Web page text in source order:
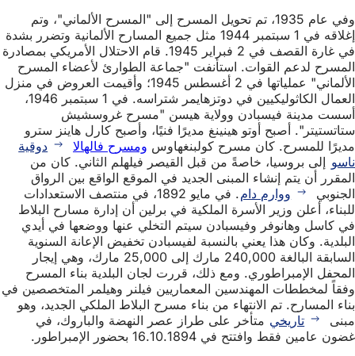
وفي عام 1935، تم تحويل المسرح إلى "المسرح الألماني"، وتم
إغلاقه في 1 سبتمبر 1944 مثل جميع المسارح الألمانية وتضرر بشدة
في غارة القصف في 2 فبراير 1945. قام الاحتلال الأمريكي بمصادرة
المسرح لدعم القوات. استأنفت "جماعة الطوارئ لأعضاء المسرح
الألماني" عملياتها في 2 أغسطس 1945؛ وأقيمت العروض في منزل
العمال الكاثوليكيين في دوتزهايمر شتراسه. في 1 سبتمبر 1946،
أسست مدينة فيسبادن وولاية هيسن "مسرح غروسشيش
ستاتستيتر". أصبح أوتو هينينغ مديرًا فنيًا، وأصبح كارل هاينز سترو
مديرًا للمسرح. كان مسرح كولبنغهاوس ومسرح فالهالا
دوقية
ناسو إلى بروسيا، خاصةً من قبل القيصر فيلهلم الثاني. كان من
المقرر أن يتم إنشاء المبنى الجديد في الموقع الواقع بين الرواق
الجنوبي
ووارم دام
. في مايو 1892، في منتصف الاستعدادات
للبناء، أعلن وزير الأسرة الملكية في برلين أن إدارة مسارح البلاط
في كاسل وهانوفر وفيسبادن سيتم التخلي عنها ووضعها في أيدي
البلدية. وكان هذا يعني بالنسبة لفيسبادن تخفيض الإعانة السنوية
السابقة البالغة 240,000 مارك إلى 25,000 مارك، وهي إيجار
المحفل الإمبراطوري. ومع ذلك، قررت لجان البلدية بناء المسرح
وفقاً لمخططات المهندسين المعماريين فيلنر وهيلمر المتخصصين في
بناء المسارح. تم الانتهاء من بناء مسرح البلاط الملكي الجديد، وهو
مبنى
تاريخي متأخر على طراز عصر النهضة والباروك، في
غضون عامين فقط وافتتح في 16.10.1894 بحضور الإمبراطور.